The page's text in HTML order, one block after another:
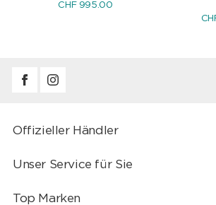
CHF 995.00
Offizieller Händler
Unser Service für Sie
Top Marken